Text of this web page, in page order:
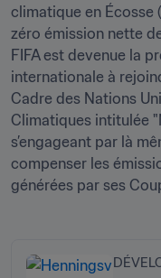
climatique en Écosse
zéro émission nette
FIFA est devenue la
internationale à
Cadre des Nations
Climatiques intitulée
s’engageant par là
compenser les